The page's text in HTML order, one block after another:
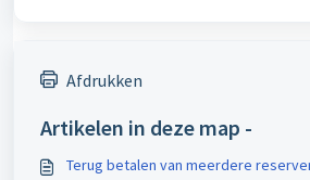
Afdrukken
Artikelen in deze map -
Terug betalen van meerdere